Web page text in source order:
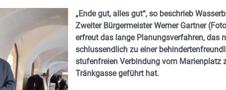
„Ende gut, alles gut“, so beschrieb
Zweiter Bürgermeister Werner Gartner
erfreut das lange Planungsverfahren, das
schlussendlich zu einer
stufenfreien Verbindung vom Marienplatz
Tränkgasse geführt hat.